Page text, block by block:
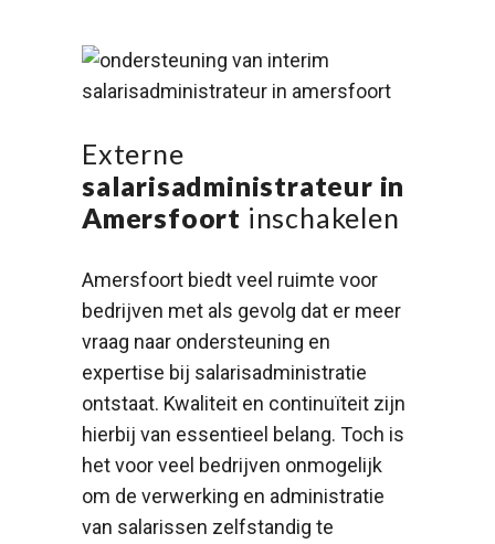
Externe
salarisadministrateur in
Amersfoort inschakelen
Amersfoort biedt veel ruimte voor
bedrijven met als gevolg dat er meer
vraag naar ondersteuning en
expertise bij salarisadministratie
ontstaat. Kwaliteit en continuïteit zijn
hierbij van essentieel belang. Toch is
het voor veel bedrijven onmogelijk
om de verwerking en administratie
van salarissen zelfstandig te